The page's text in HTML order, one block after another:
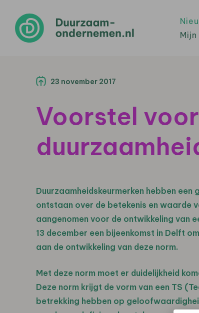
Mijn
23 november 2017
Voorstel
Duurzaamheidskeurmerken hebben
ontstaan over de betekenis en waarde
aangenomen voor de ontwikkeling van
13 december een bijeenkomst in Delft
aan de ontwikkeling van deze norm.
Met deze norm moet er duidelijkheid
Deze norm krijgt de vorm van een TS
betrekking hebben op